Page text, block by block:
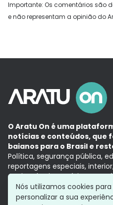
Importante: Os comentários são
e não representam a opinião do
O Aratu On é uma
notícias e conteúdos, que
baianos para o Brasil e
Política, segurança pública,
reportagens especiais,
Aqui, tudo vira notícia e a
com a credibilidade do
Grupo Aratu
Política de
Nós utilizamos cookies
personalizar a sua